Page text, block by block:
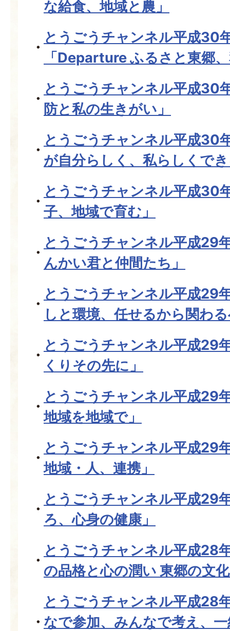
な給食、地域と農」
とうごうチャンネル平成30
「Departure ふるさと東郷
とうごうチャンネル平成30
防と私の生きがい」
とうごうチャンネル平成30
が自分らしく、私らしくで
とうごうチャンネル平成30
子、地域で育む」
とうごうチャンネル平成29
んかい君と仲間たち」
とうごうチャンネル平成29
しと環境、任せるから関わ
とうごうチャンネル平成29
くりその先に」
とうごうチャンネル平成29
地域を地域で」
とうごうチャンネル平成29
地域・人、連携」
とうごうチャンネル平成29
ろ、心身の健康」
とうごうチャンネル平成28
の品格と心の潤い 東郷の文
とうごうチャンネル平成28
なで参加、みんなで考え、